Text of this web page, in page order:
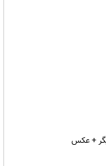
+ عکس